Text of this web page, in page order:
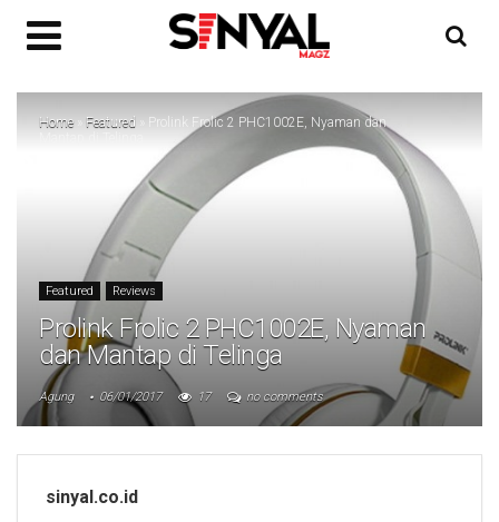
Home » Featured » Prolink Frolic 2 PHC1002E, Nyaman dan
Featured Reviews
Prolink Frolic 2 PHC1002E, Nyaman
dan Mantap di Telinga
Agung 06/01/2017 17 no comments
sinyal.co.id